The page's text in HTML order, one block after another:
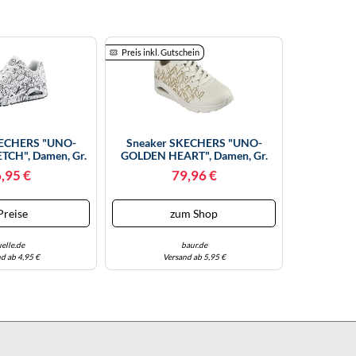
"UNO-
Damen, Gr.
Weiß (weiß,
Sportlich,
(44864557-35)
Sc
€
ab 4,95 €
Preis inkl. Gutschein
Sneaker SKECHERS "UNO-
GOLDEN HEART", Damen, Gr.
35, Beige (natur, Goldfarben),
Lederimitat, Kontrastfarbene
Goldfarbenen Mylar-Stickereien
(6659
79,96 €
zum Shop
baur.de
Versand ab 5,95 €